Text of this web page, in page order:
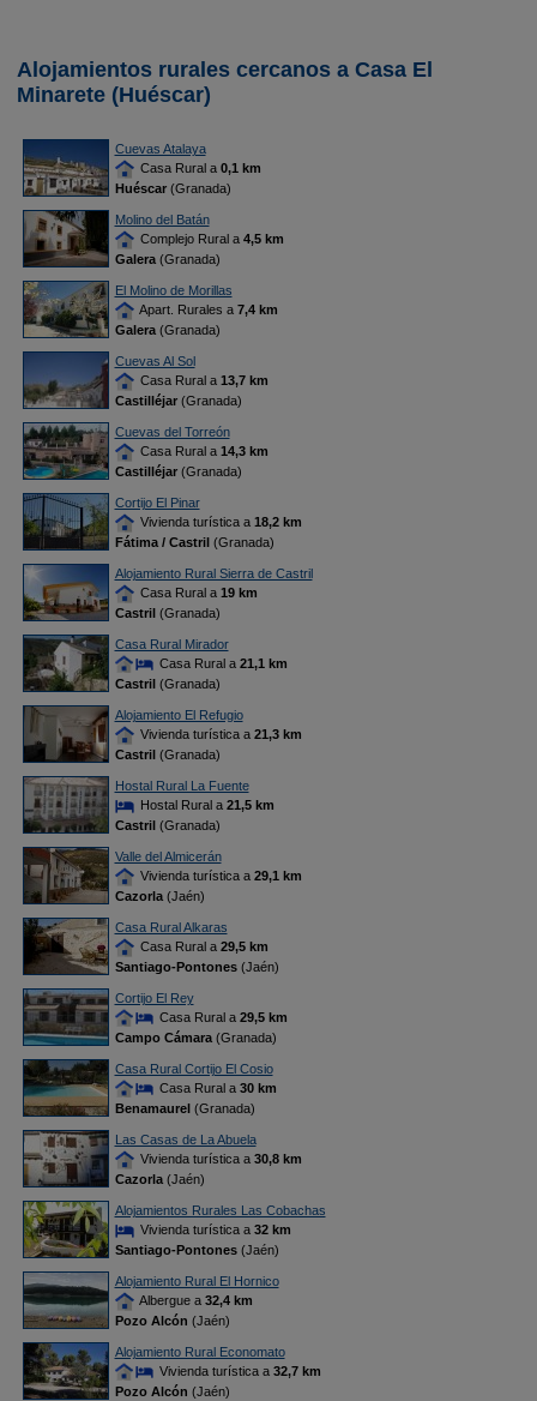
Alojamientos rurales cercanos a Casa El
Minarete (Huéscar)
Cuevas Atalaya
Casa Rural a 0,1 km
Huéscar(Granada)
Molino del Batán
Complejo Rural a 4,5 km
Galera(Granada)
El Molino de Morillas
Apart. Rurales a 7,4 km
Galera(Granada)
Cuevas Al Sol
Casa Rural a 13,7 km
Castilléjar(Granada)
Cuevas del Torreón
Casa Rural a 14,3 km
Castilléjar(Granada)
Cortijo El Pinar
Vivienda turística a 18,2 km
Fátima / Castril(Granada)
Alojamiento Rural Sierra de Castril
Casa Rural a 19 km
Castril(Granada)
Casa Rural Mirador
Casa Rural a 21,1 km
Castril(Granada)
Alojamiento El Refugio
Vivienda turística a 21,3 km
Castril(Granada)
Hostal Rural La Fuente
Hostal Rural a 21,5 km
Castril(Granada)
Valle del Almicerán
Vivienda turística a 29,1 km
Cazorla(Jaén)
Casa Rural Alkaras
Casa Rural a 29,5 km
Santiago-Pontones(Jaén)
Cortijo El Rey
Casa Rural a 29,5 km
Campo Cámara(Granada)
Casa Rural Cortijo El Cosio
Casa Rural a 30 km
Benamaurel(Granada)
Las Casas de La Abuela
Vivienda turística a 30,8 km
Cazorla(Jaén)
Alojamientos Rurales Las Cobachas
Vivienda turística a 32 km
Santiago-Pontones(Jaén)
Alojamiento Rural El Hornico
Albergue a 32,4 km
Pozo Alcón (Jaén)
Alojamiento Rural Economato
Vivienda turística a 32,7 km
Pozo Alcón (Jaén)